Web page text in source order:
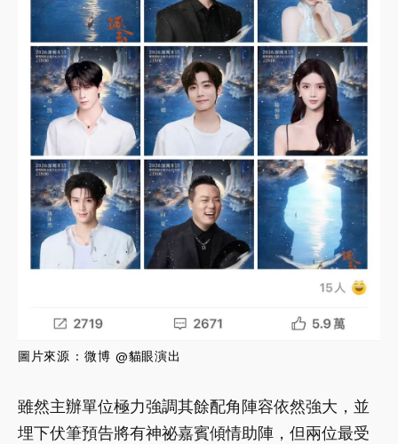
圖片來源 : 微博 @貓眼演出
雖然主辦單位極力強調其餘配角陣容依然強大，並
埋下伏筆預告將有神祕嘉賓傾情助陣，但兩位最受